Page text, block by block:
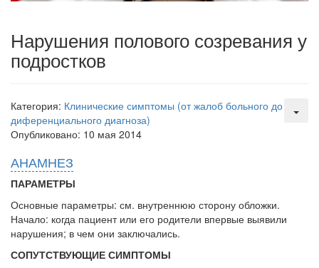
заявила об этом на
встрече с журналистами ведущих...
Федеральная служба по
надзору в сфере
Закон о праве родителей находиться с детьми в
Нарушения полового созревания у
подростков
Категория: Клинические симптомы (от жалоб больного до
диференциального диагноза)
Опубликовано: 10 мая 2014
АНАМНЕЗ
ПАРАМЕТРЫ
Основные параметры: см. внутреннюю сторону обложки.
Начало: когда пациент или его родители впервые выявили
нарушения; в чем они заключались.
СОПУТСТВУЮЩИЕ СИМПТОМЫ